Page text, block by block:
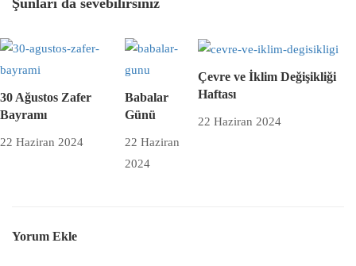
Şunları da sevebilirsiniz
30 Ağustos Zafer
Bayramı
22 Haziran 2024
Babalar
Günü
22 Haziran
2024
Çevre ve İklim Değişikliği
Haftası
22 Haziran 2024
Yorum Ekle